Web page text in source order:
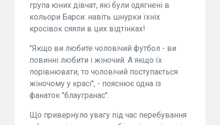
група юних дівчат, які були одягнені в
кольори Барси: навіть шнурки їхніх
кросівок сяяли в цих відтінках!
"Якщо ви любите чоловічий футбол - ви
повинні любити і жіночий. А якщо їх
порівнювати, то чоловічий поступається
жіночому у красі", - пояснює одна із
фанаток "блаугранас".
Що привернуло увагу під час перебування